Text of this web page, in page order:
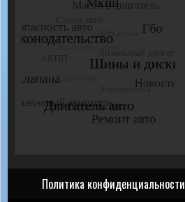
Политика конфиденциальности